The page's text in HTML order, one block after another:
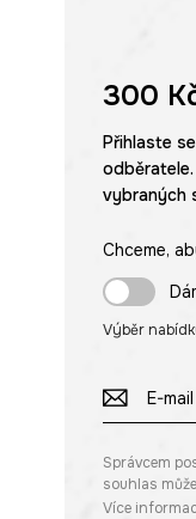
300
Přihlaste
vybraných
Chceme,
Výběr
Správcem
souhlas
Více